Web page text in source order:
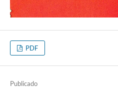
PDF
Publicado